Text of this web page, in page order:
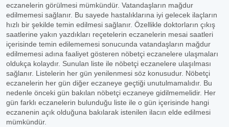
eczanelerin görülmesi mümkündür. Vatandaşların mağdur
edilmemesi sağlanır. Bu sayede hastalıklarına iyi gelecek ilaçların
hızlı bir şekilde temin edilmesi sağlanır. Özellikle doktorların çıkış
saatlerine yakın yazdıkları reçetelerin eczanelerin mesai saatleri
içerisinde temin edilememesi sonucunda vatandaşların mağdur
edilmemesi adına faaliyet gösteren nöbetçi eczanelere ulaşmaları
oldukça kolaydır. Sunulan liste ile nöbetçi eczanelere ulaşılması
sağlanır. Listelerin her gün yenilenmesi söz konusudur. Nöbetçi
eczanelerin her gün diğer eczaneye geçtiği unutulmamalıdır. Bu
nedenle önceki gün bakılan nöbetçi eczaneye gidilmemelidir. Her
gün farklı eczanelerin bulunduğu liste ile o gün içerisinde hangi
eczanenin açık olduğuna bakılarak istenilen ilacın elde edilmesi
mümkündür.